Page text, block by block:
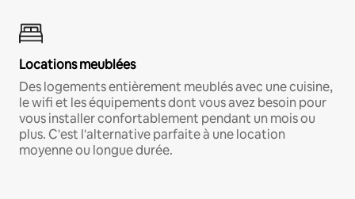
Locations meublées
Des logements entièrement meublés avec une cuisine,
le wifi et les équipements dont vous avez besoin pour
vous installer confortablement pendant un mois ou
plus. C'est l'alternative parfaite à une location
moyenne ou longue durée.